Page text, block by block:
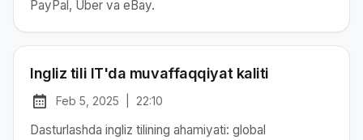
PayPal, Uber va eBay.
Ingliz tili IT'da muvaffaqqiyat kaliti
Chop etilgan:
Feb 5, 2025
at 22:10
Dasturlashda ingliz tilining ahamiyati: global